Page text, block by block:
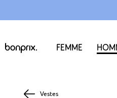
Femme
Vestes